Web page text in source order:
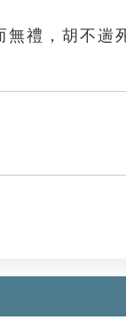
禮，胡不遄